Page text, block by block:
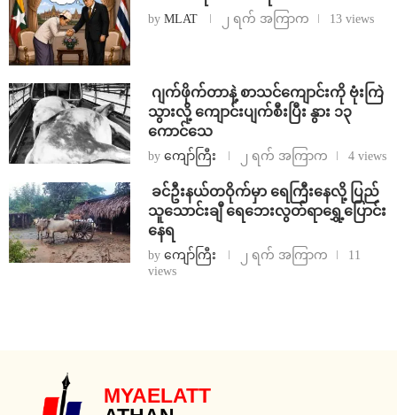
by MLAT ၂ ရက် အကြာက 13 views
⁨⁩ ⁨ဂျက်ဖိုက်တာနဲ့ စာသင်ကျောင်းကို ဗုံးကြဲ
သွားလို့ ကျောင်းပျက်စီးပြီး နွား ၁၃
ကောင်သေ
by ကျော်ကြီး ၂ ရက် အကြာက 4 views
⁩ ⁨ခင်ဦးနယ်တဝိုက်မှာ ရေကြီးနေလို့ ပြည်
သူသောင်းချီ ရေဘေးလွတ်ရာရွှေ့ပြောင်း
နေရ
by ကျော်ကြီး ၂ ရက် အကြာက
11
views
MYAELATT